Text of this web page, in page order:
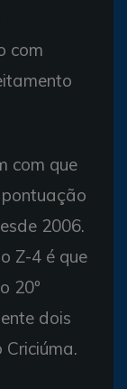
com
com que
2006.
Z-4 é que
20º
dois